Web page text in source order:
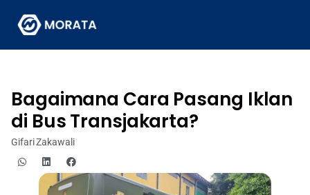
Bagaimana Cara Pasang Iklan
di Bus Transjakarta?
Gifari Zakawali